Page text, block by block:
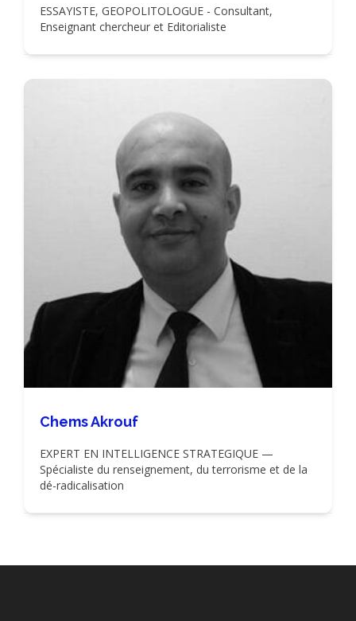
ESSAYISTE, GEOPOLITOLOGUE - Consultant,
Enseignant chercheur et Editorialiste
Chems Akrouf
EXPERT EN INTELLIGENCE STRATEGIQUE —
Spécialiste du renseignement, du terrorisme et de la
dé-radicalisation